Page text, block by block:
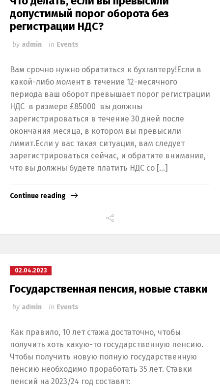
допустимый порог оборота без
регистрации НДС?
by admin in Events
Вам срочно нужно обратиться к бухгалтеру!Если в
какой-либо момент в течение 12-месячного
периода ваш оборот превышает порог регистрации
НДС в размере £85000 вы должны
зарегистрироваться в течение 30 дней после
окончания месяца, в котором вы превысили
лимит.Если у вас такая ситуация, вам следует
зарегистрироваться сейчас, и обратите внимание,
что вы должны будете платить НДС со […]
Continue reading
02.04.2023
Государственная пенсия, новые ставки
by admin in Events
Как правило, 10 лет стажа достаточно, чтобы
получить хоть какую-то государственную пенсию.
Чтобы получить новую полную государственную
пенсию необходимо проработать 35 лет. Ставки
пенсий на 2023/24 год составят: